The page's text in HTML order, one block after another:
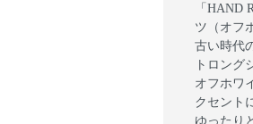
「HAND
ツ（オフ
古い時代
トロング
オフホワ
クセント
ゆったり